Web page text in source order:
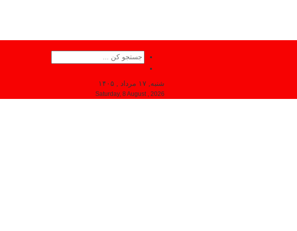
شنبه, ۱۷ مرداد , ۱۴۰۵
Saturday, 8 August , 2026